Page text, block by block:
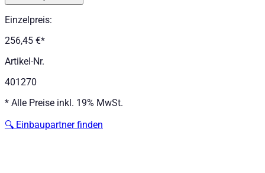
Einzelpreis:
256,45 €*
Artikel-Nr.
401270
* Alle Preise inkl. 19% MwSt.
🔍 Einbaupartner finden